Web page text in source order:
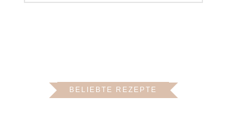
BELIEBTE REZEPTE